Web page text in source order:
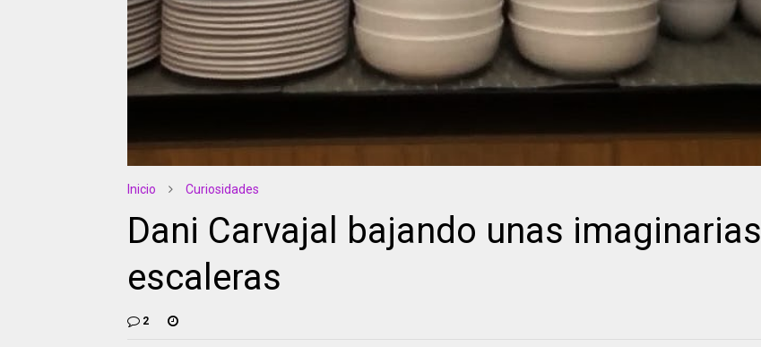
Inicio Curiosidades
Dani Carvajal bajando unas imaginarias
escaleras
2